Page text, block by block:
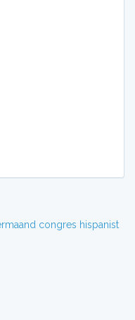
congres hispanist